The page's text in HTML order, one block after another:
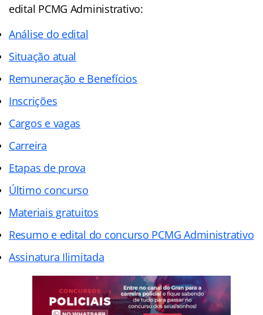
edital PCMG Administrativo:
Análise do edital
Situação atual
Remuneração e Benefícios
Inscrições
Cargos e vagas
Carreira
Etapas de prova
Último concurso
Materiais gratuitos
Resumo e edital do concurso PCMG Administrativo
Assinatura Ilimitada